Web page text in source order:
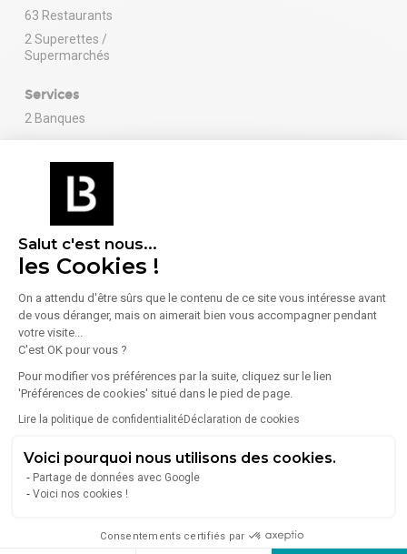
Salut c'est nous...
les Cookies !
On a attendu d'être sûrs que le contenu de ce site vous intéresse avant
de vous déranger, mais on aimerait bien vous accompagner pendant
votre visite...
C'est OK pour vous ?
Pour modifier vos préférences par la suite, cliquez sur le lien
'Préférences de cookies' situé dans le pied de page.
Lire la politique de confidentialitéDéclaration de cookies
Voici pourquoi nous utilisons des cookies.
Partage de données avec Google
Voici nos cookies !
Consentements certifiés par
63 Restaurants
2 Superettes /
Supermarchés
Services
2 Banques
Énergie
Diagnostic de performance énergétique (DPE)
Consommation (énergie primaire) :Non communiqué
Indice d'émission de gaz à effet de serre (GES)
Émissions :Non communiqué
En savoir plus sur le bien